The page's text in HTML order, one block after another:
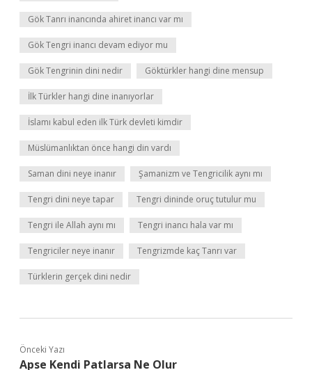
Gök Tanrı inancında ahiret inancı var mı
Gök Tengri inancı devam ediyor mu
Gök Tengrinin dini nedir Göktürkler hangi dine mensup
İlk Türkler hangi dine inanıyorlar
İslamı kabul eden ilk Türk devleti kimdir
Müslümanlıktan önce hangi din vardı
Saman dini neye inanır Şamanizm ve Tengricilik aynı mı
Tengri dini neye tapar Tengri dininde oruç tutulur mu
Tengri ile Allah aynı mı Tengri inancı hala var mı
Tengriciler neye inanır Tengrizmde kaç Tanrı var
Türklerin gerçek dini nedir
Önceki Yazı
Apse Kendi Patlarsa Ne Olur